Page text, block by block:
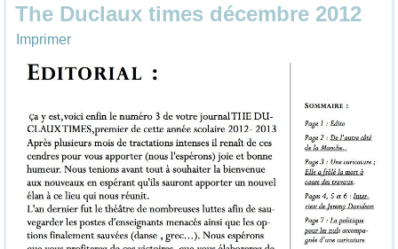
The Duclaux times décembre 2012
Imprimer